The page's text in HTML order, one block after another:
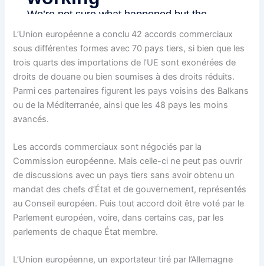
L’Union européenne a conclu 42 accords commerciaux
sous différentes formes avec 70 pays tiers, si bien que les
trois quarts des importations de l’UE sont exonérées de
droits de douane ou bien soumises à des droits réduits.
Parmi ces partenaires figurent les pays voisins des Balkans
ou de la Méditerranée, ainsi que les 48 pays les moins
avancés.
Les accords commerciaux sont négociés par la
Commission européenne. Mais celle-ci ne peut pas ouvrir
de discussions avec un pays tiers sans avoir obtenu un
mandat des chefs d’État et de gouvernement, représentés
au Conseil européen. Puis tout accord doit être voté par le
Parlement européen, voire, dans certains cas, par les
parlements de chaque État membre.
L’Union européenne, un exportateur tiré par l’Allemagne